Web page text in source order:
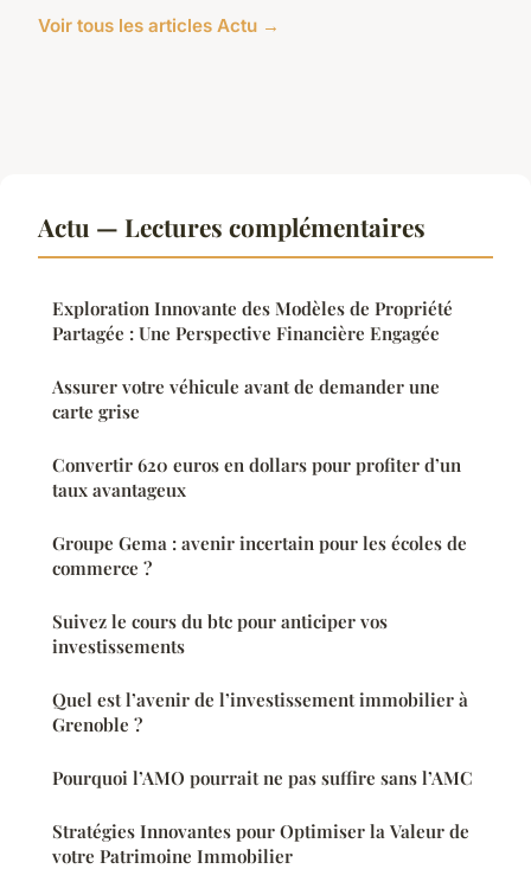
Voir tous les articles Actu →
Actu — Lectures complémentaires
Exploration Innovante des Modèles de Propriété
Partagée : Une Perspective Financière Engagée
Assurer votre véhicule avant de demander une
carte grise
Convertir 620 euros en dollars pour profiter d’un
taux avantageux
Groupe Gema : avenir incertain pour les écoles de
commerce ?
Suivez le cours du btc pour anticiper vos
investissements
Quel est l’avenir de l’investissement immobilier à
Grenoble ?
Pourquoi l’AMO pourrait ne pas suffire sans l’AMC
Stratégies Innovantes pour Optimiser la Valeur de
votre Patrimoine Immobilier